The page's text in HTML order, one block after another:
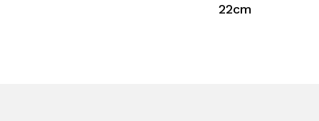
22cm